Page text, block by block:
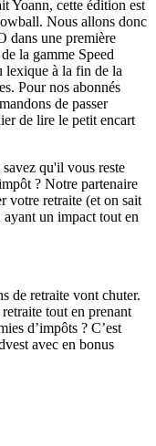
cette édition est
Nous allons donc
dans une première
la gamme Speed
lexique à la fin de la
Pour nos abonnés
de passer
de lire le petit encart
qu'il vous reste
? Notre partenaire
votre retraite (et on sait
ayant un impact tout en
de retraite vont chuter.
tout en prenant
d’impôts ? C’est
avec en bonus